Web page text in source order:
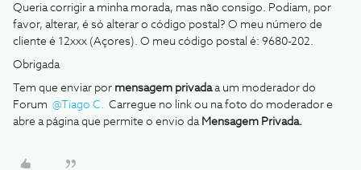
Queria corrigir a minha morada, mas não consigo. Podiam, por
favor, alterar, é só alterar o código postal? O meu número de
cliente é 12xxx (Açores). O meu código postal é: 9680-202.
Obrigada
Tem que enviar por mensagem privadaa um moderador do
Forum @Tiago C.
Carregue no link ou na foto do moderador e
abre a página que permite o envio da Mensagem Privada.